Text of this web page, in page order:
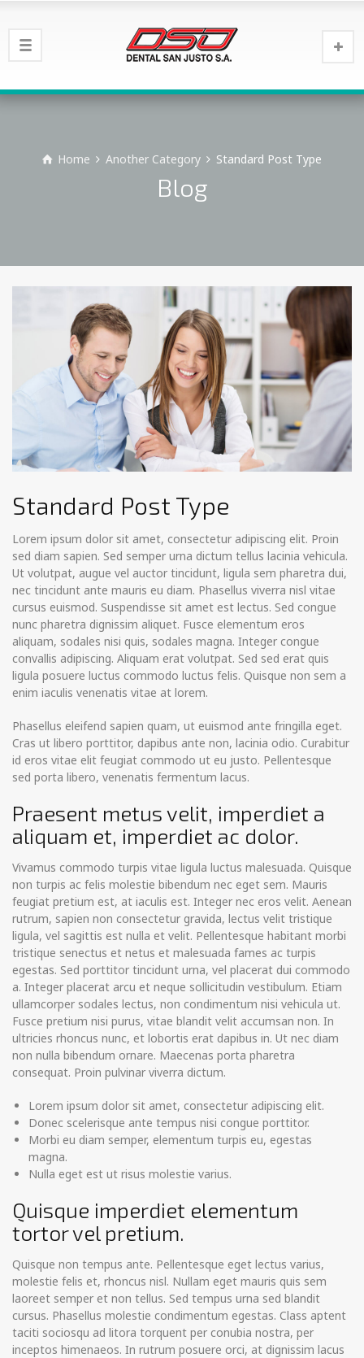
Home Another Category Standard Post Type
Blog
Standard Post Type
Lorem ipsum dolor sit amet, consectetur adipiscing elit. Proin
sed diam sapien. Sed semper urna dictum tellus lacinia vehicula.
Ut volutpat, augue vel auctor tincidunt, ligula sem pharetra dui,
nec tincidunt ante mauris eu diam. Phasellus viverra nisl vitae
cursus euismod. Suspendisse sit amet est lectus. Sed congue
nunc pharetra dignissim aliquet. Fusce elementum eros
aliquam, sodales nisi quis, sodales magna. Integer congue
convallis adipiscing. Aliquam erat volutpat. Sed sed erat quis
ligula posuere luctus commodo luctus felis. Quisque non sem a
enim iaculis venenatis vitae at lorem.
Phasellus eleifend sapien quam, ut euismod ante fringilla eget.
Cras ut libero porttitor, dapibus ante non, lacinia odio. Curabitur
id eros vitae elit feugiat commodo ut eu justo. Pellentesque
sed porta libero, venenatis fermentum lacus.
Praesent metus velit, imperdiet a
aliquam et, imperdiet ac dolor.
Vivamus commodo turpis vitae ligula luctus malesuada. Quisque
non turpis ac felis molestie bibendum nec eget sem. Mauris
feugiat pretium est, at iaculis est. Integer nec eros velit. Aenean
rutrum, sapien non consectetur gravida, lectus velit tristique
ligula, vel sagittis est nulla et velit. Pellentesque habitant morbi
tristique senectus et netus et malesuada fames ac turpis
egestas. Sed porttitor tincidunt urna, vel placerat dui commodo
a. Integer placerat arcu et neque sollicitudin vestibulum. Etiam
ullamcorper sodales lectus, non condimentum nisi vehicula ut.
Fusce pretium nisi purus, vitae blandit velit accumsan non. In
ultricies rhoncus nunc, et lobortis erat dapibus in. Ut nec diam
non nulla bibendum ornare. Maecenas porta pharetra
consequat. Proin pulvinar viverra dictum.
Lorem ipsum dolor sit amet, consectetur adipiscing elit.
Donec scelerisque ante tempus nisi congue porttitor.
Morbi eu diam semper, elementum turpis eu, egestas
magna.
Nulla eget est ut risus molestie varius.
Quisque imperdiet elementum
tortor vel pretium.
Quisque non tempus ante. Pellentesque eget lectus varius,
molestie felis et, rhoncus nisl. Nullam eget mauris quis sem
laoreet semper et non tellus. Sed tempus urna sed blandit
cursus. Phasellus molestie condimentum egestas. Class aptent
taciti sociosqu ad litora torquent per conubia nostra, per
inceptos himenaeos. In rutrum posuere orci, at dignissim lacus